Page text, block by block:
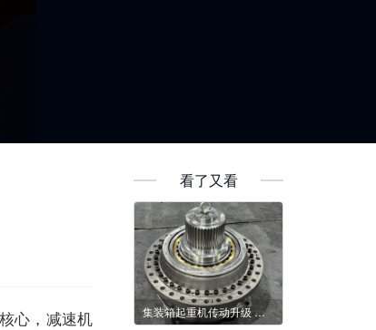
心， 减速机
看了又看
集装箱起重机传动升级 减速机带来哪些改变